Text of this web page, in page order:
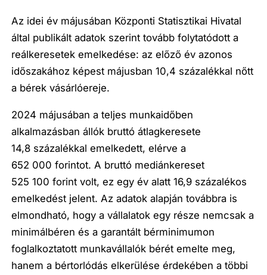
Az idei év májusában Központi Statisztikai Hivatal
által publikált adatok szerint tovább folytatódott a
reálkeresetek emelkedése: az előző év azonos
időszakához képest májusban 10,4 százalékkal nőtt
a bérek vásárlóereje.
2024 májusában a teljes munkaidőben
alkalmazásban állók bruttó átlagkeresete
14,8 százalékkal emelkedett, elérve a
652 000 forintot. A bruttó mediánkereset
525 100 forint volt, ez egy év alatt 16,9 százalékos
emelkedést jelent. Az adatok alapján továbbra is
elmondható, hogy a vállalatok egy része nemcsak a
minimálbéren és a garantált bérminimumon
foglalkoztatott munkavállalók bérét emelte meg,
hanem a bértorlódás elkerülése érdekében a többi